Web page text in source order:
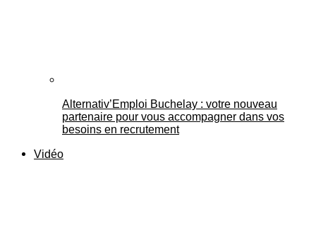
Alternativ’Emploi Buchelay : votre nouveau
partenaire pour vous accompagner dans vos
besoins en recrutement
Vidéo